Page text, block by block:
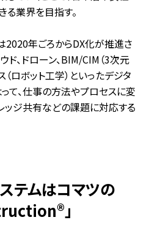
る業界を目指す。
2020年ごろからDX化が推進さ
ド、ドローン、BIM/CIM（3次元
（ロボット工学）といったデジタ
て、仕事の方法やプロセスに変
ッジ共有などの課題に対応する
テムはコマツの
」